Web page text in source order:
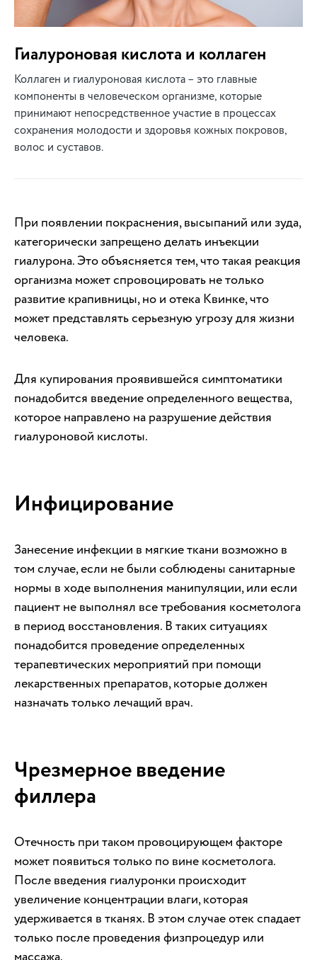
Гиалуроновая кислота и коллаген
Коллаген и гиалуроновая кислота – это главные
компоненты в человеческом организме, которые
принимают непосредственное участие в процессах
сохранения молодости и здоровья кожных покровов,
волос и суставов.
При появлении покраснения, высыпаний или зуда,
категорически запрещено делать инъекции
гиалурона. Это объясняется тем, что такая реакция
организма может спровоцировать не только
развитие крапивницы, но и отека Квинке, что
может представлять серьезную угрозу для жизни
человека.
Для купирования проявившейся симптоматики
понадобится введение определенного вещества,
которое направлено на разрушение действия
гиалуроновой кислоты.
Инфицирование
Занесение инфекции в мягкие ткани возможно в
том случае, если не были соблюдены санитарные
нормы в ходе выполнения манипуляции, или если
пациент не выполнял все требования косметолога
в период восстановления. В таких ситуациях
понадобится проведение определенных
терапевтических мероприятий при помощи
лекарственных препаратов, которые должен
назначать только лечащий врач.
Чрезмерное введение
филлера
Отечность при таком провоцирующем факторе
может появиться только по вине косметолога.
После введения гиалуронки происходит
увеличение концентрации влаги, которая
удерживается в тканях. В этом случае отек спадает
только после проведения физпроцедур или